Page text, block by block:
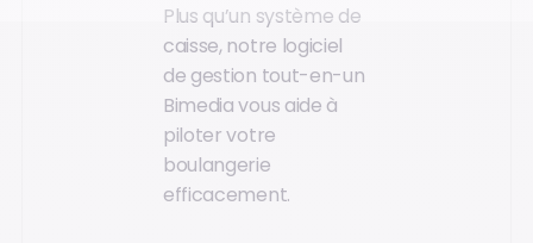
Plus qu’un système de
caisse, notre logiciel
de gestion tout-en-un
Bimedia vous aide à
piloter votre
boulangerie
efficacement.